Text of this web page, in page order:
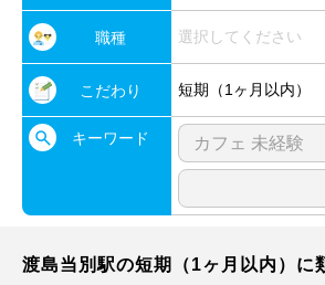
職種 選択してください
こだわり 短期（1ヶ月以内）
キーワード
渡島当別駅の短期（1ヶ月以内）に